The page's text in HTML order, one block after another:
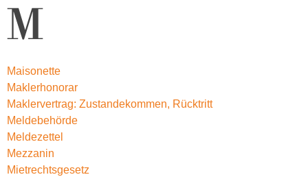
M
Maisonette
Maklerhonorar
Maklervertrag: Zustandekommen, Rücktritt
Meldebehörde
Meldezettel
Mezzanin
Mietrechtsgesetz